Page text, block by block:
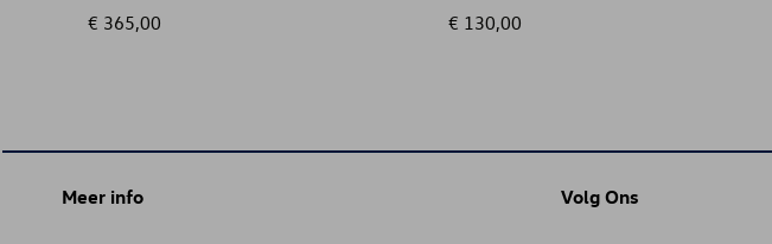
€ 365,00 € 130,00
Meer info Volg Ons